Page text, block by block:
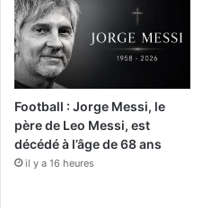
Football : Jorge Messi, le
père de Leo Messi, est
décédé à l’âge de 68 ans
il y a 16 heures